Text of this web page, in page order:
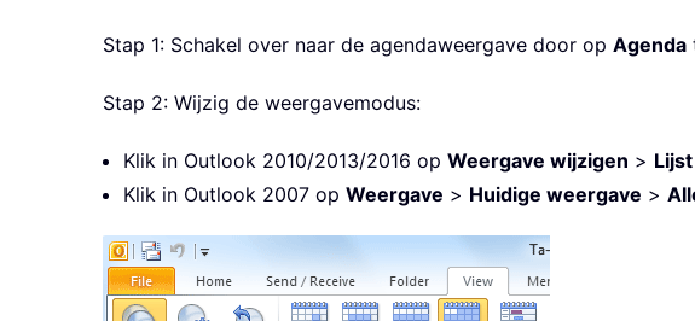
Stap 1: Schakel over naar de agendaweergave door op Agenda
Stap 2: Wijzig de weergavemodus:
Klik in Outlook 2010/2013/2016 op Weergave wijzigen > Lijst
Klik in Outlook 2007 op Weergave > Huidige weergave >